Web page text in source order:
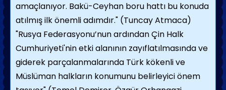
amaçlanıyor. Bakü-Ceyhan boru hattı bu konuda
atılmış ilk önemli adımdır." (Tuncay Atmaca)
"Rusya Federasyonu’nun ardından Çin Halk
Cumhuriyeti'nin etki alanının zayıflatılmasında ve
giderek parçalanmalarında Türk kökenli ve
Müslüman halkların konumunu belirleyici önem